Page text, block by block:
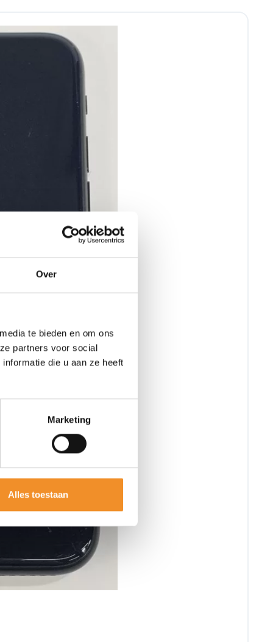
Over
te bieden en om ons
partners voor social
die u aan ze heeft
Marketing
Alles toestaan